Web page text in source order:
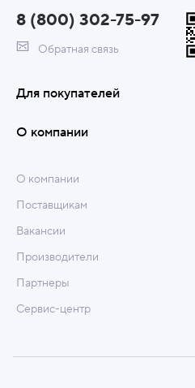
8 (800) 302-75-97
Обратная связь
Для покупателей
О компании
О компании
Поставщикам
Вакансии
Производители
Партнеры
Сервис-центр